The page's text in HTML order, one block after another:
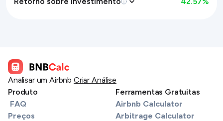
Analisar um Airbnb Criar Análise
Produto
FAQ
Preços
Ferramentas Gratuitas
Airbnb Calculator
Arbitrage Calculator